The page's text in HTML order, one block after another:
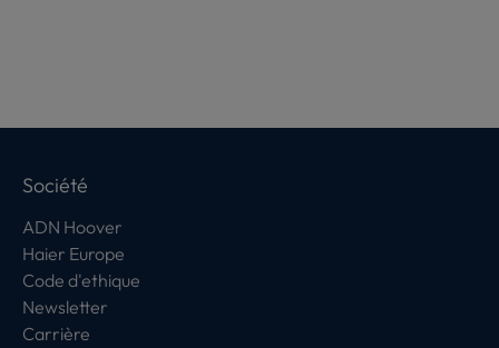
Société
ADN Hoover
Haier Europe
Code d'ethique
Newsletter
Carrière